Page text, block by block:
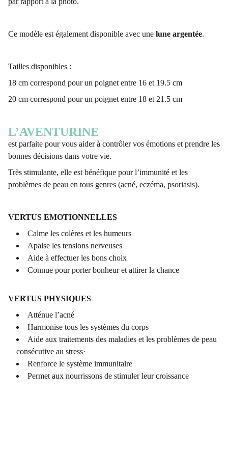
Ce modèle est également disponible avec une lune argentée.
Tailles disponibles :
18 cm correspond pour un poignet entre 16 et 19.5 cm
20 cm correspond pour un poignet entre 18 et 21.5 cm
L’AVENTURINE
est parfaite pour vous aider à contrôler vos émotions et prendre les
bonnes décisions dans votre vie.
Très stimulante, elle est bénéfique pour l’immunité et les
problèmes de peau en tous genres (acné, eczéma, psoriasis).
VERTUS EMOTIONNELLES
Calme les colères et les humeurs
Apaise les tensions nerveuses
Aide à effectuer les bons choix
Connue pour porter bonheur et attirer la chance
VERTUS PHYSIQUES
Atténue l’acné
Harmonise tous les systèmes du corps
Aide aux traitements des maladies et les problèmes de peau
consécutive au stress·
Renforce le système immunitaire
Permet aux nourrissons de stimuler leur croissance